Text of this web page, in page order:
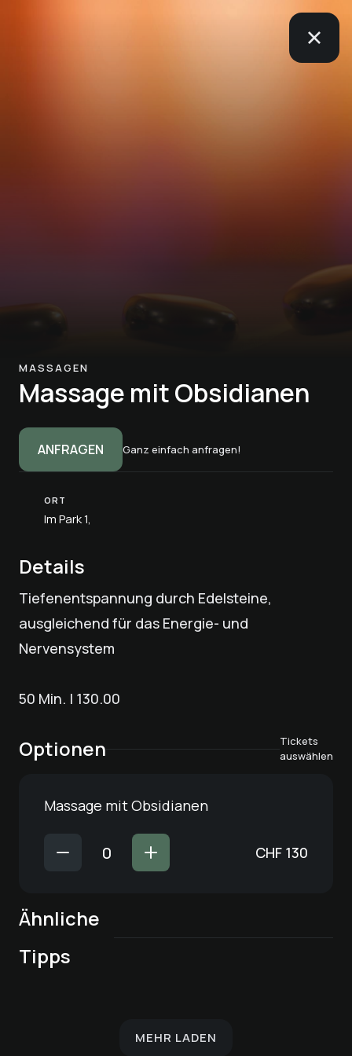
MASSAGEN
Massage mit Obsidianen
ANFRAGEN Ganz einfach anfragen!
ORT
Im Park 1,
Details
Tiefenentspannung durch Edelsteine,
ausgleichend für das Energie- und
Nervensystem
50 Min. | 130.00
Optionen
Tickets
auswählen
Massage mit Obsidianen
CHF 130
Ähnliche
Tipps
Craniosacral-
Behandlung
Massage | 25 Min.
Lymphdrainage | 50
MEHR LADEN